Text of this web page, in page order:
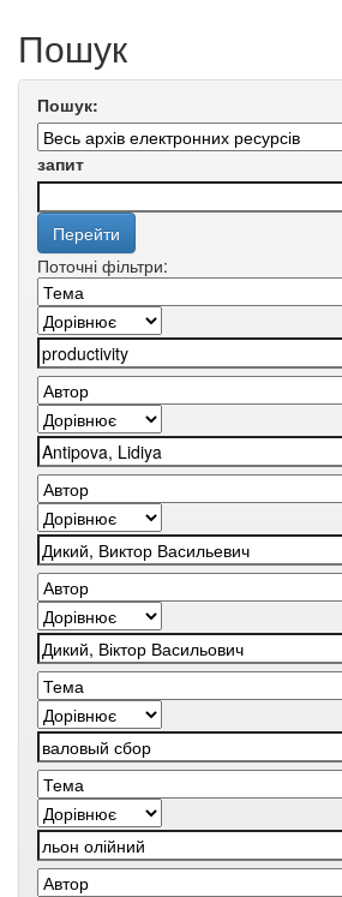
Пошук
Пошук:
запит
Поточні фільтри: